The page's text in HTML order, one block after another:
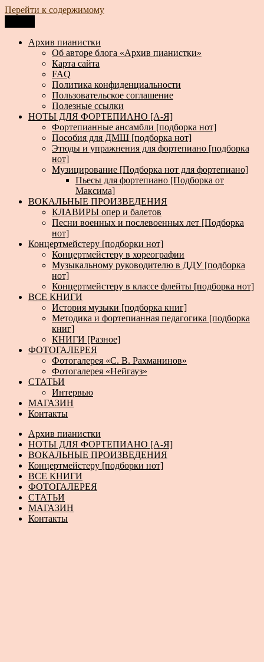
Перейти к содержимому
Архив пианистки
Всё для пианистов: ноты, книги, музыка, статьи…
Архив пианистки
Об авторе блога «Архив пианистки»
Карта сайта
FAQ
Политика конфиденциальности
Пользовательское соглашение
Полезные ссылки
НОТЫ ДЛЯ ФОРТЕПИАНО [А-Я]
Фортепианные ансамбли [подборка нот]
Пособия для ДМШ [подборка нот]
Этюды и упражнения для фортепиано [подборка
нот]
Музицирование [Подборка нот для фортепиано]
Пьесы для фортепиано [Подборка от
Максима]
ВОКАЛЬНЫЕ ПРОИЗВЕДЕНИЯ
КЛАВИРЫ опер и балетов
Песни военных и послевоенных лет [Подборка
нот]
Концертмейстеру [подборки нот]
Концертмейстеру в хореографии
Музыкальному руководителю в ДДУ [подборка
нот]
Концертмейстеру в классе флейты [подборка нот]
ВСЕ КНИГИ
История музыки [подборка книг]
Методика и фортепианная педагогика [подборка
книг]
КНИГИ [Разное]
ФОТОГАЛЕРЕЯ
Фотогалерея «С. В. Рахманинов»
Фотогалерея «Нейгауз»
СТАТЬИ
Интервью
МАГАЗИН
Контакты
Архив пианистки
НОТЫ ДЛЯ ФОРТЕПИАНО [А-Я]
ВОКАЛЬНЫЕ ПРОИЗВЕДЕНИЯ
Концертмейстеру [подборки нот]
ВСЕ КНИГИ
ФОТОГАЛЕРЕЯ
СТАТЬИ
МАГАЗИН
Контакты